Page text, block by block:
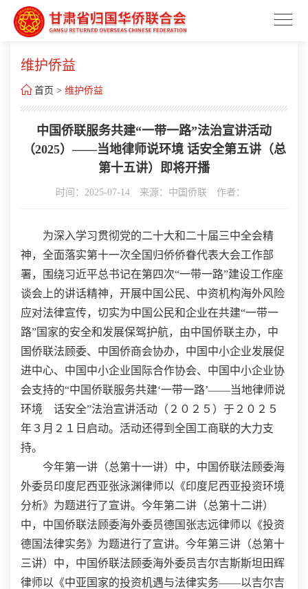
维护侨益
 首页 > 维护侨益
中国侨联服务共建“一带一路”法治宣讲活动
（2025）——当地律师说环境 话安全第五讲（总
第十五讲）即将开播
时间：2025-07-14 来源：中国侨联 作者：
为深入学习贯彻党的二十大和二十届三中全会精
神，全面落实第十一次全国归侨侨眷代表大会工作部
署，围绕习近平总书记在第四次“一带一路”建设工作座
谈会上的讲话精神，开展中国公民、中资机构海外风险
应对法律宣传，切实为中国公民和企业在共建“一带一
路”国家的安全和发展保驾护航，由中国侨联主办，中
国侨联法顾委、中国侨商会协办，中国中小企业发展促
进中心、中国中小企业国际合作协会、中国中小企业协
会支持的“中国侨联服务共建‘一带一路’——当地律师说
环境 话安全”法治宣讲活动（２０２５）于２０２５
年３月２１日启动。活动还得到全国工商联的大力支
持。
今年第一讲（总第十一讲）中，中国侨联法顾委海
外委员印度尼西亚张泳渊律师以《印度尼西亚投资环境
分析》为题进行了宣讲。今年第二讲（总第十二讲）
中，中国侨联法顾委海外委员德国张志远律师以《投资
德国法律实务》为题进行了宣讲。今年第三讲（总第十
三讲）中，中国侨联法顾委海外委员吉尔吉斯斯坦田辉
律师以《中亚国家的投资机遇与法律实务——以吉尔吉